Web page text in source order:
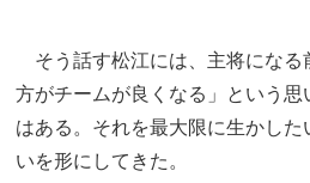
そう話す松江には、主将になる
方がチームが良くなる」という思
はある。それを最大限に生かし
いを形にしてきた。